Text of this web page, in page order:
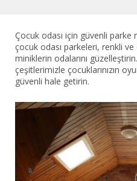
Çocuk odası için güvenli parke
çocuk odası parkeleri, renkli
miniklerin odalarını
çeşitlerimizle çocuklarınızın
güvenli hale getirin.